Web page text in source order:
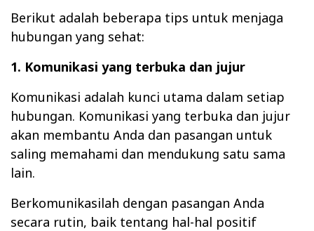
Berikut adalah beberapa tips untuk menjaga
hubungan yang sehat:
1. Komunikasi yang terbuka dan jujur
Komunikasi adalah kunci utama dalam setiap
hubungan. Komunikasi yang terbuka dan jujur
akan membantu Anda dan pasangan untuk
saling memahami dan mendukung satu sama
lain.
Berkomunikasilah dengan pasangan Anda
secara rutin, baik tentang hal-hal positif